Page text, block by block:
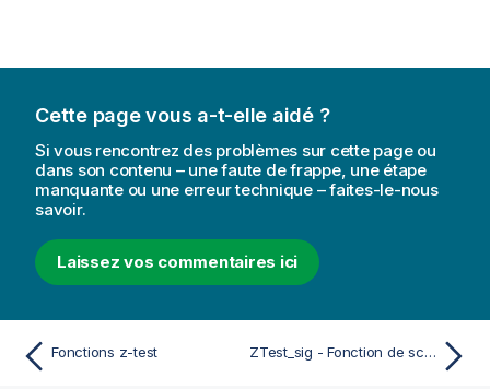
Cette page vous a-t-elle aidé ?
Si vous rencontrez des problèmes sur cette page ou
dans son contenu – une faute de frappe, une étape
manquante ou une erreur technique – faites-le-nous
savoir.
Laissez vos commentaires ici
Fonctions z-test ZTest_sig - Fonction de script et de graphique